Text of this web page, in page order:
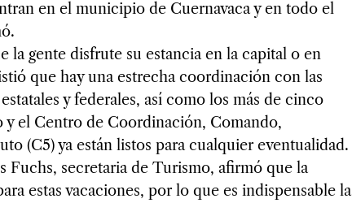
en el municipio de Cuernavaca y en todo el
la gente disfrute su estancia en la capital o en
que hay una estrecha coordinación con las
y federales, así como los más de cinco
el Centro de Coordinación, Comando,
(C5) ya están listos para cualquier eventualidad.
Fuchs, secretaria de Turismo, afirmó que la
estas vacaciones, por lo que es indispensable la